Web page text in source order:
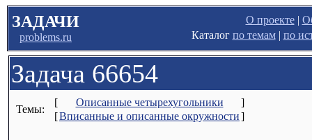
ЗАДАЧИ
problems.ru
О проекте|
Каталог по темам| по
Задача 66654
Темы:
[ Описанные четырехугольники
]
[Вписанные и описанные окружности]